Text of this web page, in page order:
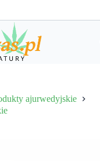
ajurwedyjskie